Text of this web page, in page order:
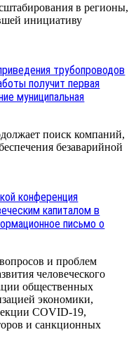
в регионы,
инициативу
трубопроводов
получит первая
муниципальная
поиск компаний,
безаварийной
конференция
капиталом в
письмо о
и проблем
человеческого
общественных
экономики,
COVID-19,
и санкционных